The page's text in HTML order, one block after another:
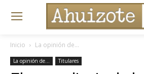
Inicio La opinión de...
La opinión de... Titulares